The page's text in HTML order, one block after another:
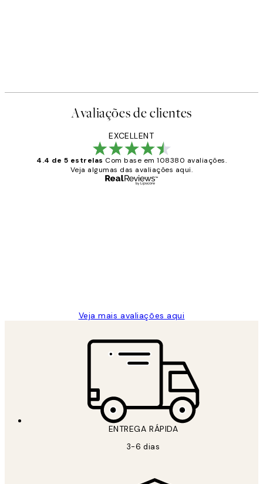
Avaliações de clientes
EXCELLENT
4.4 de 5 estrelas Com base em 108380 avaliações.
Veja algumas das avaliações aqui.
Veja mais avaliações aqui
ENTREGA RÁPIDA
3-6 dias